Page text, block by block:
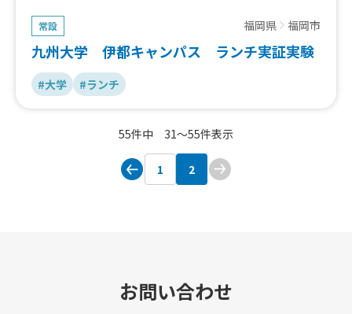
常設 福岡県 福岡市
九州大学 伊都キャンパス ランチ実証実験
#大学 #ランチ
55件中 31〜55件表示
1 2
お問い合わせ